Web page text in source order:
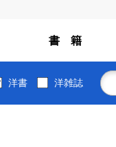
書 籍
洋書 洋雑誌